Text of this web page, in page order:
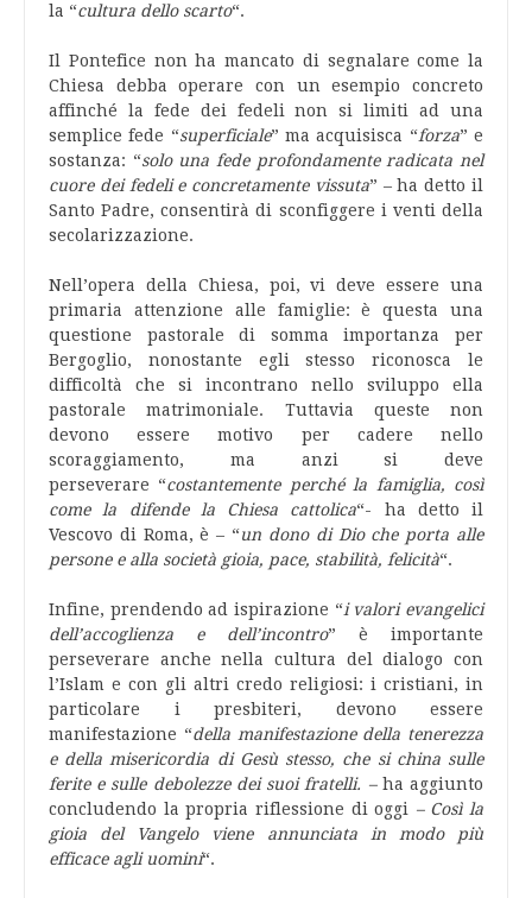
la “cultura dello scarto“.
Il Pontefice non ha mancato di segnalare come la
Chiesa debba operare con un esempio concreto
affinché la fede dei fedeli non si limiti ad una
semplice fede “superficiale” ma acquisisca “forza” e
sostanza: “solo una fede profondamente radicata nel
cuore dei fedeli e concretamente vissuta” – ha detto il
Santo Padre, consentirà di sconfiggere i venti della
secolarizzazione.
Nell’opera della Chiesa, poi, vi deve essere una
primaria attenzione alle famiglie: è questa una
questione pastorale di somma importanza per
Bergoglio, nonostante egli stesso riconosca le
difficoltà che si incontrano nello sviluppo ella
pastorale matrimoniale. Tuttavia queste non
devono essere motivo per cadere nello
scoraggiamento, ma anzi si deve
perseverare “costantemente perché la famiglia, così
come la difende la Chiesa cattolica“- ha detto il
Vescovo di Roma, è – “un dono di Dio che porta alle
persone e alla società gioia, pace, stabilità, felicità“.
Infine, prendendo ad ispirazione “i valori evangelici
dell’accoglienza e dell’incontro” è importante
perseverare anche nella cultura del dialogo con
l’Islam e con gli altri credo religiosi: i cristiani, in
particolare i presbiteri, devono essere
manifestazione “della manifestazione della tenerezza
e della misericordia di Gesù stesso, che si china sulle
ferite e sulle debolezze dei suoi fratelli. –ha aggiunto
concludendo la propria riflessione di oggi – Così la
gioia del Vangelo viene annunciata in modo più
efficace agli uomini“.